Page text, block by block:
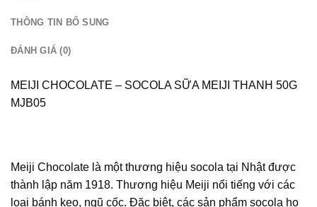
THÔNG TIN BỔ SUNG
ĐÁNH GIÁ (0)
MEIJI CHOCOLATE – SOCOLA SỮA MEIJI THANH 50G
MJB05
Meiji Chocolate là một thương hiệu socola tại Nhật được
thành lập năm 1918. Thương hiệu Meiji nổi tiếng với các
loại bánh kẹo, ngũ cốc. Đặc biệt, các sản phẩm socola họ